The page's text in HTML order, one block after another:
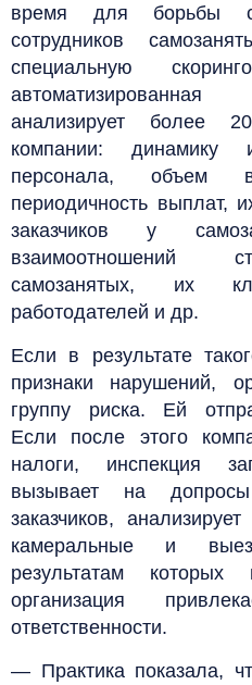
время для борьбы
сотрудников
специальную
анализирует более
компании: динамику
персонала, объем
периодичность выплат,
заказчиков у
взаимоотношений
самозанятых, их
работодателей и др.
Если в результате
признаки нарушений,
группу риска. Ей
Если после этого
налоги, инспекция
вызывает на
заказчиков,
камеральные и
результатам
организация
ответственности.
— Практика показала,